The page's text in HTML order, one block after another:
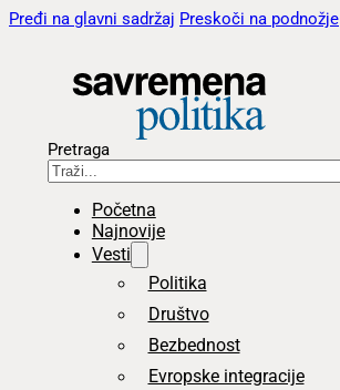
Pređi na glavni sadržaj Preskoči na podnožje
Pretraga
Početna
Najnovije
Vesti
Politika
Društvo
Bezbednost
Evropske integracije